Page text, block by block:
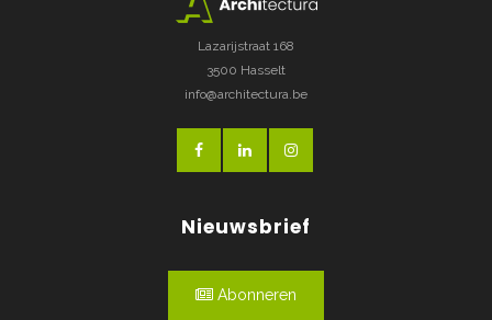
Lazarijstraat 168
3500 Hasselt
info@architectura.be
Nieuwsbrief
Abonneren